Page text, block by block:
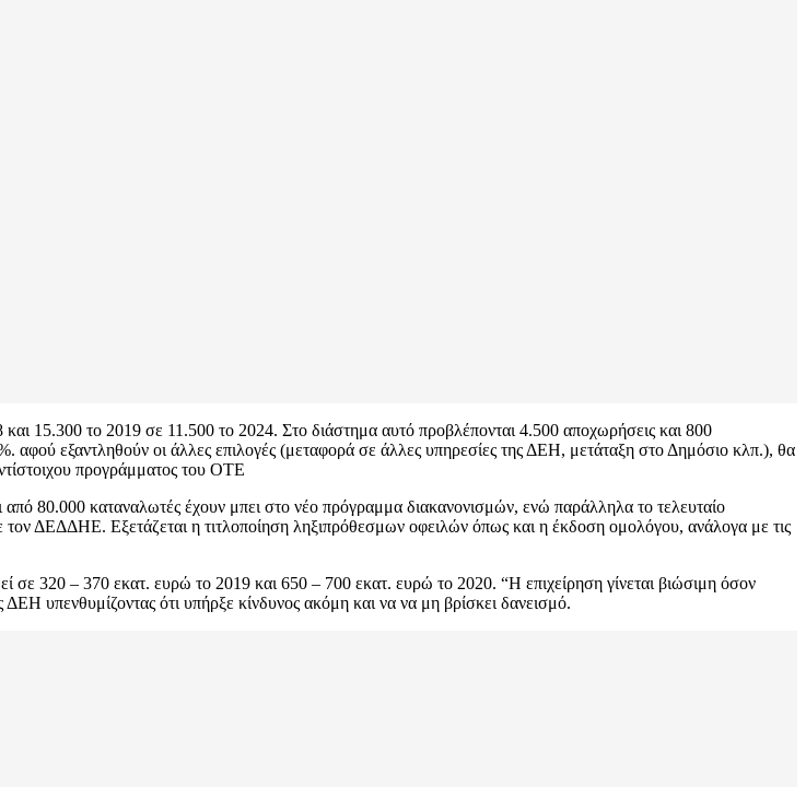
15.300 το 2019 σε 11.500 το 2024. Στο διάστημα αυτό προβλέπονται 4.500 αποχωρήσεις και 800
εξαντληθούν οι άλλες επιλογές (μεταφορά σε άλλες υπηρεσίες της ΔΕΗ, μετάταξη στο Δημόσιο κλπ.), θα
προγράμματος του ΟΤΕ
από 80.000 καταναλωτές έχουν μπει στο νέο πρόγραμμα διακανονισμών, ενώ παράλληλα το τελευταίο
ΔΕΔΔΗΕ. Εξετάζεται η τιτλοποίηση ληξιπρόθεσμων οφειλών όπως και η έκδοση ομολόγου, ανάλογα με τις
320 – 370 εκατ. ευρώ το 2019 και 650 – 700 εκατ. ευρώ το 2020. “Η επιχείρηση γίνεται βιώσιμη όσον
ΔΕΗ υπενθυμίζοντας ότι υπήρξε κίνδυνος ακόμη και να να μη βρίσκει δανεισμό.